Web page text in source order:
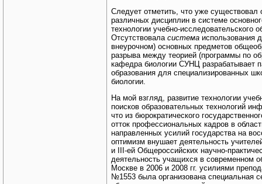
Следует отметить, что уже существовал
различных дисциплин в системе
технологии учебно-
Отсутствовала система использования
внеурочном) основных предметов
разрыва между теорией (программы по
кафедра биологии СУНЦ разрабатывает
образования для специализированных
биологии.
На мой взгляд, развитие технологии
поисков образовательных технологий
что из бюрократического
отток профессиональных кадров в
направленных усилий государства на
оптимизм внушает деятельность
и III-ей Общероссийских научно-
деятельность учащихся в современном
Москве в 2006 и 2008 гг. усилиями
№1553 была организована специальная